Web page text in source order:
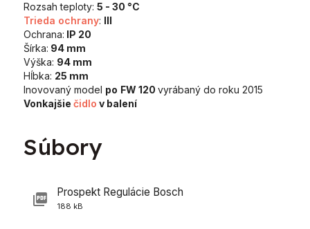
Rozsah teploty: 5 - 30 °C
Trieda ochrany: III
Ochrana: IP 20
Šírka: 94 mm
Výška: 94 mm
Hĺbka: 25 mm
Inovovaný model po FW 120 vyrábaný do roku 2015
Vonkajšie čidlo v balení
Súbory
Prospekt Regulácie Bosch
188 kB